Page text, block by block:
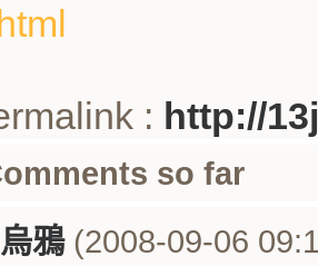
: http://
so far
烏鴉(2008-09-06